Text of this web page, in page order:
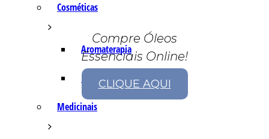
Cosméticas
Aromaterapia
Fórmulas Caseiras
Medicinais
Compre Óleos
Essenciais Online!
CLIQUE AQUI